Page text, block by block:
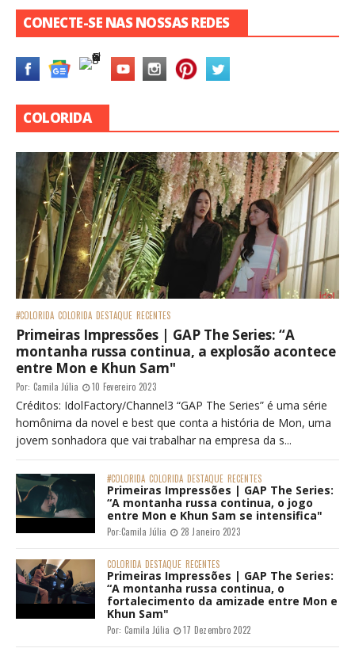
CONECTE-SE NAS NOSSAS REDES
COLORIDA
#COLORIDA COLORIDA DESTAQUE RECENTES
Primeiras Impressões | GAP The Series: “A
montanha russa continua, a explosão acontece
entre Mon e Khun Sam"
Por: Camila Júlia 10 Fevereiro 2023
Créditos: IdolFactory/Channel3 “GAP The Series” é uma série
homônima da novel e best que conta a história de Mon, uma
jovem sonhadora que vai trabalhar na empresa da s...
#COLORIDA COLORIDA DESTAQUE RECENTES
Primeiras Impressões | GAP The Series:
“A montanha russa continua, o jogo
entre Mon e Khun Sam se intensifica"
Por:Camila Júlia 28 Janeiro 2023
COLORIDA DESTAQUE RECENTES
Primeiras Impressões | GAP The Series:
“A montanha russa continua, o
fortalecimento da amizade entre Mon e
Khun Sam"
Por: Camila Júlia 17 Dezembro 2022